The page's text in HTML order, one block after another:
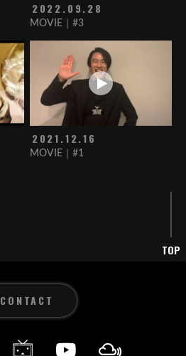
2022.09.28
MOVIE｜#3
2021.12.16
MOVIE｜#1
TOP
CONTACT